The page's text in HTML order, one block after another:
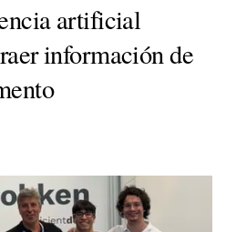
artificial
información de